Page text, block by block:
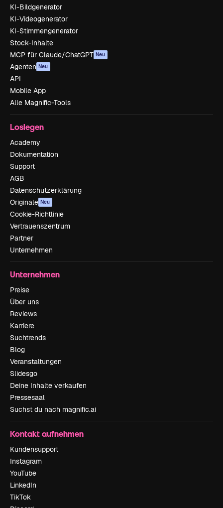
KI-Bildgenerator
KI-Videogenerator
KI-Stimmengenerator
Stock-Inhalte
MCP für Claude/ChatGPT Neu
Agenten Neu
API
Mobile App
Alle Magnific-Tools
Loslegen
Academy
Dokumentation
Support
AGB
Datenschutzerklärung
Originale Neu
Cookie-Richtlinie
Vertrauenszentrum
Partner
Unternehmen
Unternehmen
Preise
Über uns
Reviews
Karriere
Suchtrends
Blog
Veranstaltungen
Slidesgo
Deine Inhalte verkaufen
Pressesaal
Suchst du nach magnific.ai
Kontakt aufnehmen
Kundensupport
Instagram
YouTube
LinkedIn
TikTok